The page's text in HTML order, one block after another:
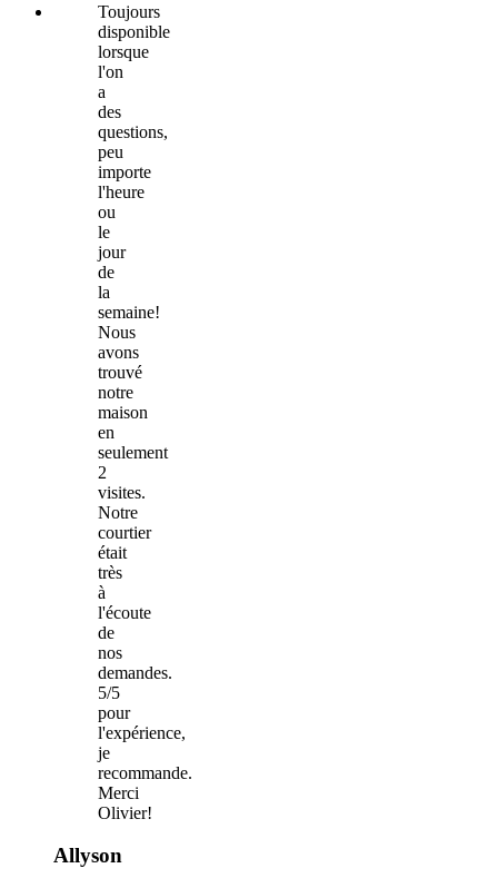
Toujours
disponible
lorsque
l'on
a
des
questions,
peu
importe
l'heure
ou
le
jour
de
la
semaine!
Nous
avons
trouvé
notre
maison
en
seulement
2
visites.
Notre
courtier
était
très
à
l'écoute
de
nos
demandes.
5/5
pour
l'expérience,
je
recommande.
Merci
Olivier!
Allyson